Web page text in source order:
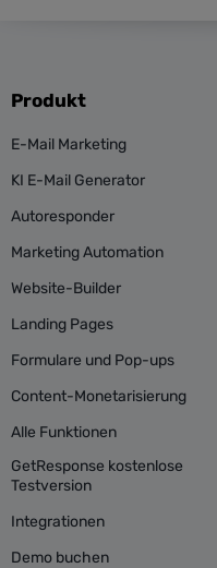
Produkt
E-Mail Marketing
KI E-Mail Generator
Autoresponder
Marketing Automation
Website-Builder
Landing Pages
Formulare und Pop-ups
Content-Monetarisierung
Alle Funktionen
GetResponse kostenlose
Testversion
Integrationen
Demo buchen